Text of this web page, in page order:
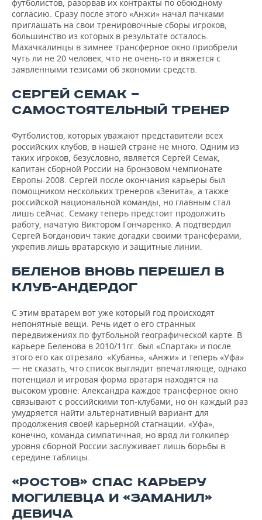
футболистов, разорвав их контракты по обоюдному
согласию. Сразу после этого «Анжи» начал пачками
приглашать на свои тренировочные сборы игроков,
большинство из которых в результате осталось.
Махачкалинцы в зимнее трансферное окно приобрели
чуть ли не 20 человек, что не очень-то и вяжется с
заявленными тезисами об экономии средств.
СЕРГЕЙ СЕМАК —
САМОСТОЯТЕЛЬНЫЙ ТРЕНЕР
Футболистов, которых уважают представители всех
российских клубов, в нашей стране не много. Одним из
таких игроков, безусловно, является Сергей Семак,
капитан сборной России на бронзовом чемпионате
Европы-2008. Сергей после окончания карьеры был
помощником нескольких тренеров «Зенита», а также
российской национальной команды, но главным стал
лишь сейчас. Семаку теперь предстоит продолжить
работу, начатую Виктором Гончаренко. А подтвердил
Сергей Богданович такие догадки своими трансферами,
укрепив лишь вратарскую и защитные линии.
БЕЛЕНОВ ВНОВЬ ПЕРЕШЕЛ В
КЛУБ-АНДЕРДОГ
С этим вратарем вот уже который год происходят
непонятные вещи. Речь идет о его странных
передвижениях по футбольной географической карте. В
карьере Беленова в 2010/11гг. был «Спартак» и после
этого его как отрезало. «Кубань», «Анжи» и теперь «Уфа»
— не сказать, что список выглядит впечатляюще, однако
потенциал и игровая форма вратаря находятся на
высоком уровне. Александра каждое трансферное окно
связывают с российскими топ-клубами, но он каждый раз
умудряется найти альтернативный вариант для
продолжения своей карьерной стагнации. «Уфа»,
конечно, команда симпатичная, но вряд ли голкипер
уровня сборной России заслуживает лишь борьбы в
середине таблицы.
«РОСТОВ» СПАС КАРЬЕРУ
МОГИЛЕВЦА И «ЗАМАНИЛ»
ДЕВИЧА